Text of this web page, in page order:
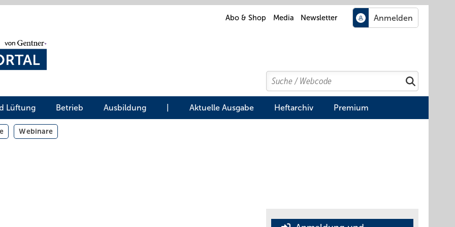
Abo & Shop Media Newsletter
Search
Suchen
Lüftung Betrieb Ausbildung Aktuelle Ausgabe Heftarchiv Premium
Webinare